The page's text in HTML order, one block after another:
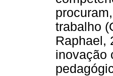
trabalho
Raphael,
inovação